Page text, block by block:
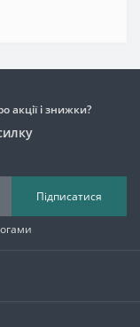
акції і знижки?
Підписатися